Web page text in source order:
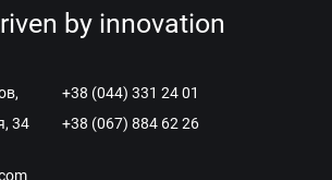
by innovation
34
+38 (044) 331 24 01
+38 (067) 884 62 26